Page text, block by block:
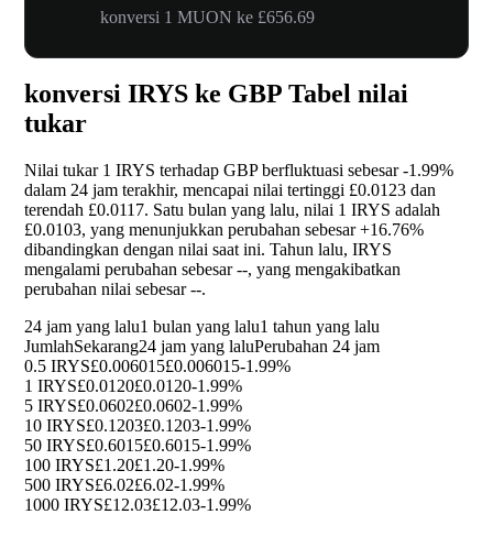
konversi 1 MUON ke £656.69
konversi IRYS ke GBP Tabel nilai
tukar
Nilai tukar 1 IRYS terhadap GBP berfluktuasi sebesar-1.99%
dalam 24 jam terakhir, mencapai nilai tertinggi £0.0123 dan
terendah £0.0117. Satu bulan yang lalu, nilai 1 IRYS adalah
£0.0103, yang menunjukkan perubahan sebesar+16.76%
dibandingkan dengan nilai saat ini. Tahun lalu, IRYS
mengalami perubahan sebesar--, yang mengakibatkan
perubahan nilai sebesar--.
24 jam yang lalu1 bulan yang lalu1 tahun yang lalu
JumlahSekarang24 jam yang laluPerubahan 24 jam
0.5 IRYS£0.006015£0.006015-1.99%
1 IRYS£0.0120£0.0120-1.99%
5 IRYS£0.0602£0.0602-1.99%
10 IRYS£0.1203£0.1203-1.99%
50 IRYS£0.6015£0.6015-1.99%
100 IRYS£1.20£1.20-1.99%
500 IRYS£6.02£6.02-1.99%
1000 IRYS£12.03£12.03-1.99%